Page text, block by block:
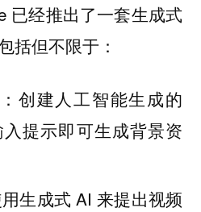
已经推出了一套生成式
括但不限于：
：创建人工智能生成的
提示即可生成背景资
用生成式 AI 来提出视频